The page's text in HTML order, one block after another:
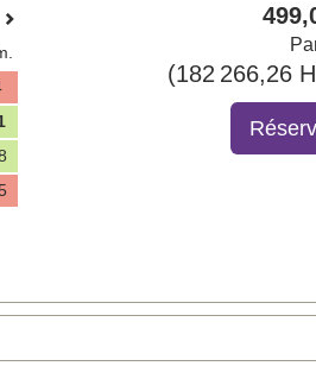
499
(182 266,26